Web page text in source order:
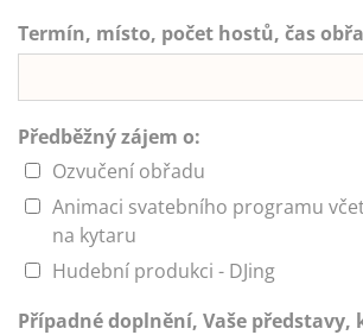
Termín, místo, počet hostů, čas
Předběžný zájem o:
Ozvučení obřadu
Animaci svatebního programu
na kytaru
Hudební produkci - DJing
Případné doplnění, Vaše představy,